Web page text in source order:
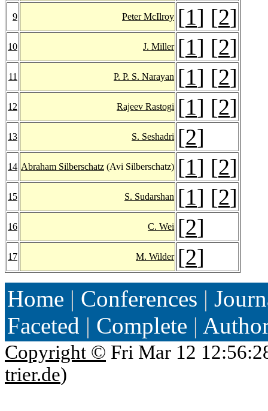
9 Peter McIlroy [1] [2]
10 J. Miller [1] [2]
11 P. P. S. Narayan [1] [2]
12 Rajeev Rastogi [1] [2]
13 S. Seshadri [2]
14 Abraham Silberschatz (Avi Silberschatz) [1] [2]
15 S. Sudarshan [1] [2]
16 C. Wei [2]
17 M. Wilder [2]
Home | Conferences |
Faceted | Complete |
Copyright © Fri Mar 12
trier.de)